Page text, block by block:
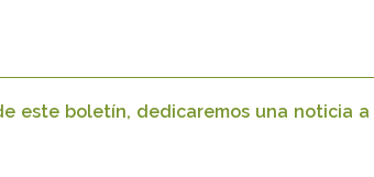
este boletín, dedicaremos una noticia